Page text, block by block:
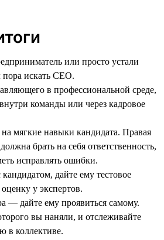
или просто устали
искать CEO.
в профессиональной среде,
команды или через кадровое
мягкие навыки кандидата. Правая
брать на себя ответственность,
исправлять ошибки.
дайте ему тестовое
у экспертов.
— дайте ему проявиться самому.
вы наняли, и отслеживайте
в коллективе.